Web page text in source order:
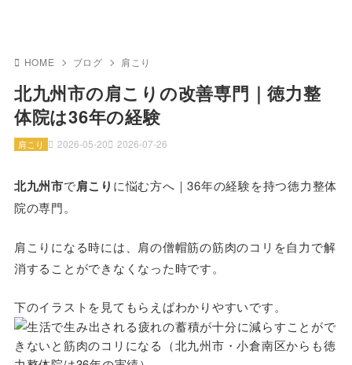
HOME ブログ 肩こり
北九州市の肩こりの改善専門｜徳力整
体院は36年の経験
2026-05-20 2026-07-26
肩こり
北九州市で肩こり に悩む方へ｜36年の経験を持つ徳力整体
院の専門。
肩こりになる時には、肩の僧帽筋の筋肉のコリを自力で解
消することができなくなった時です。
下のイラストを見てもらえばわかりやすいです。